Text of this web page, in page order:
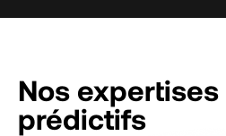
Nos
prédictifs